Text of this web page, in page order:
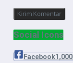
Social Icons
Facebook1,000